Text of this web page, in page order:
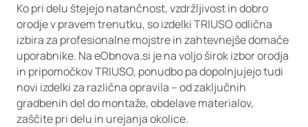
Ko pri delu štejejo natančnost, vzdržljivost in dobro
orodje v pravem trenutku, so izdelki TRIUSO odlična
izbira za profesionalne mojstre in zahtevnejše domače
uporabnike. Na eObnova.si je na voljo širok izbor orodja
in pripomočkov TRIUSO, ponudbo pa dopolnjujejo tudi
novi izdelki za različna opravila – od zaključnih
gradbenih del do montaže, obdelave materialov,
zaščite pri delu in urejanja okolice.